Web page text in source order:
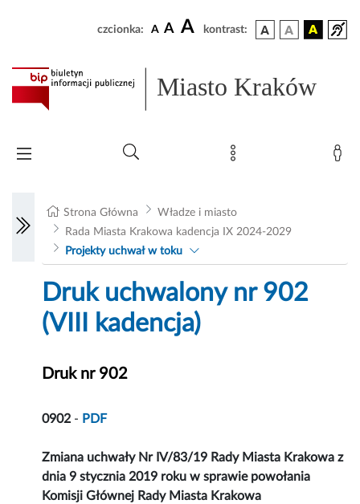
czcionka: A A A kontrast:
Miasto Kraków
Strona Główna
Władze i miasto
Rada Miasta Krakowa kadencja IX 2024-2029
Projekty uchwał w toku
Druk uchwalony nr 902
(VIII kadencja)
Druk nr 902
0902 - PDF
Zmiana uchwały Nr IV/83/19 Rady Miasta Krakowa z
dnia 9 stycznia 2019 roku w sprawie powołania
Komisji Głównej Rady Miasta Krakowa